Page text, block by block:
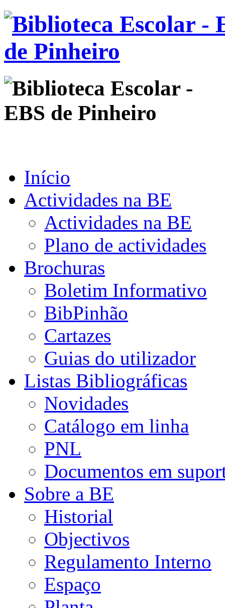
Início
Actividades na BE
Actividades na BE
Plano de actividades
Brochuras
Boletim Informativo
BibPinhão
Cartazes
Guias do utilizador
Listas Bibliográficas
Novidades
Catálogo em linha
PNL
Documentos em
Sobre a BE
Historial
Objectivos
Regulamento Interno
Espaço